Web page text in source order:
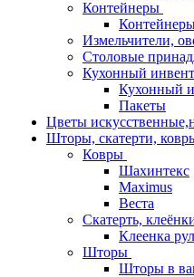
Контейнеры
Измельчители,
Столовые
Кухонный
Кухонный
Пакеты
Цветы
Шторы, скатерти,
Ковры
Шахинтекс
Maximus
Веста
Скатерть,
Клеенка
Шторы
Шторы в